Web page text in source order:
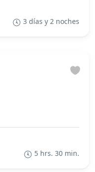
3 días y 2 noches
5 hrs. 30 min.